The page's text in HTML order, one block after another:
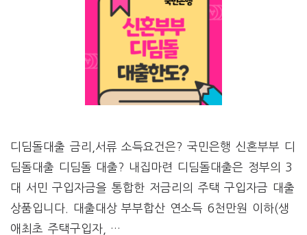
디딤돌대출 금리,서류 소득요건은? 국민은행 신혼부부 디
딤돌대출 디딤돌 대출? 내집마련 디딤돌대출은 정부의 3
대 서민 구입자금을 통합한 저금리의 주택 구입자금 대출
상품입니다. 대출대상 부부합산 연소득 6천만원 이하(생
애최초 주택구입자, …